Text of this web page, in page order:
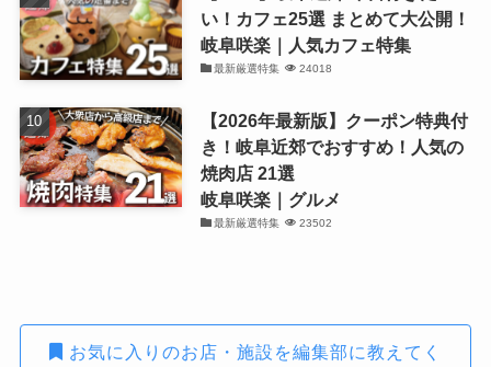
い！カフェ25選 まとめて大公開！
岐阜咲楽｜人気カフェ特集
最新厳選特集 24018
【2026年最新版】クーポン特典付
き！岐阜近郊でおすすめ！人気の
焼肉店 21選
岐阜咲楽｜グルメ
最新厳選特集 23502
お気に入りのお店・施設を編集部に教えてく